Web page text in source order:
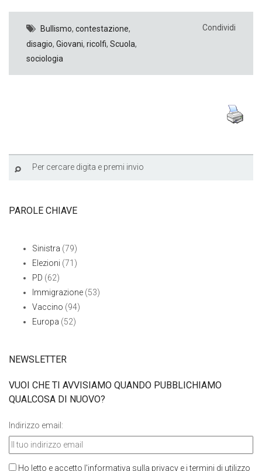
Bullismo, contestazione,
disagio, Giovani, ricolfi, Scuola,
sociologia
Condividi
PAROLE CHIAVE
Sinistra (79)
Elezioni (71)
PD (62)
Immigrazione (53)
Vaccino (94)
Europa (52)
NEWSLETTER
VUOI CHE TI AVVISIAMO QUANDO PUBBLICHIAMO
QUALCOSA DI NUOVO?
Indirizzo email:
Ho letto e accetto l'informativa sulla privacy e i termini di utilizzo